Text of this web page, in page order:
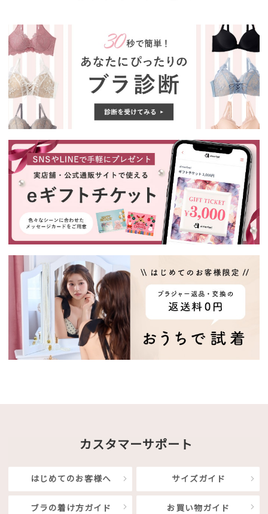
カスタマーサポート
はじめてのお客様へ サイズガイド
ブラの着け方ガイド お買い物ガイド